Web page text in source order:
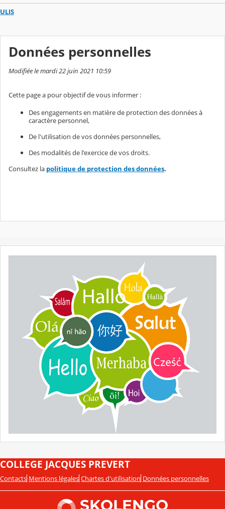
ULIS
Données personnelles
Modifiée le mardi 22 juin 2021 10:59
Cette page a pour objectif de vous informer :
Des engagements en matière de protection des données à
caractère personnel,
De l'utilisation de vos données personnelles,
Des modalités de l'exercice de vos droits.
Consultez la politique de protection des données.
COLLEGE JACQUES PREVERT
Contacts Mentions légales Chartes d'utilisation Données personnelles